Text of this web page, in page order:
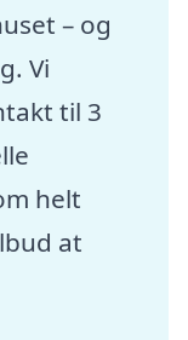
– og
Vi
til 3
helt
at